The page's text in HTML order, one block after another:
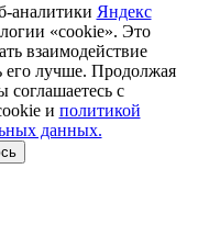
аналитики Яндекс
«cookie». Это
взаимодействие
его лучше. Продолжая
соглашаетесь с
и политикой
данных.